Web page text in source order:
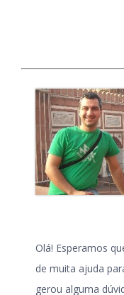
Olá! Esperamos
de muita ajuda
gerou alguma